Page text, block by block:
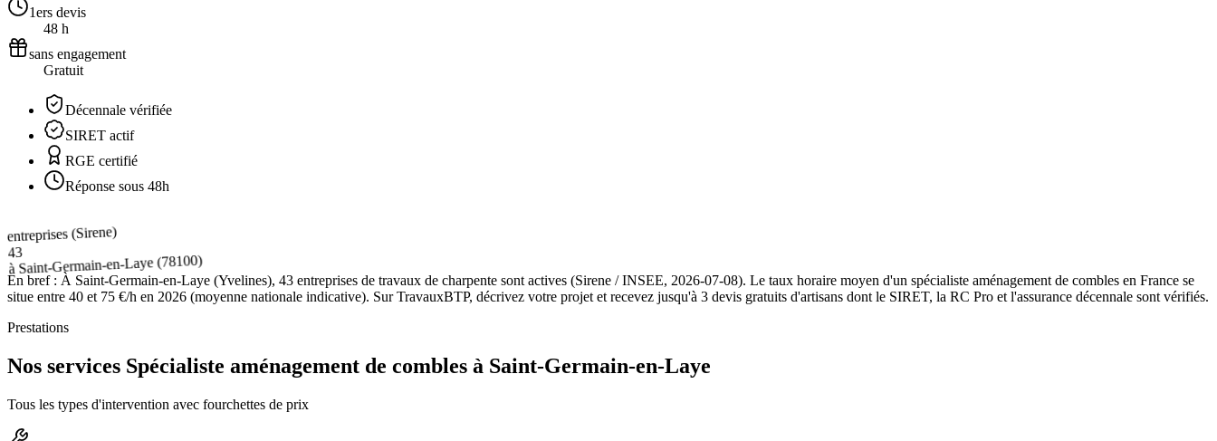
1ers devis
48 h
sans engagement
Gratuit
Décennale vérifiée
SIRET actif
RGE certifié
Réponse sous 48h
entreprises (Sirene)
43
à Saint-Germain-en-Laye(78100)
En bref : À Saint-Germain-en-Laye (Yvelines), 43 entreprises de travaux de charpente sont actives (Sirene / INSEE, 2026-07-08). Le taux horaire moyen d'un spécialiste aménagement de combles en France se
situe entre 40 et 75 €/h en 2026 (moyenne nationale indicative). Sur TravauxBTP, décrivez votre projet et recevez jusqu'à 3 devis gratuits d'artisans dont le SIRET, la RC Pro et l'assurance décennale sont vérifiés.
Prestations
Nos services Spécialiste aménagement de combles à Saint-Germain-en-Laye
Tous les types d'intervention avec fourchettes de prix